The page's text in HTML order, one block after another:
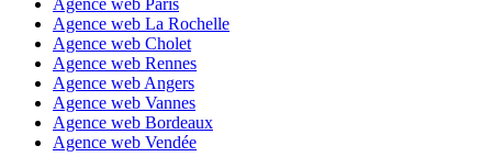
Agence web La Rochelle
Agence web Cholet
Agence web Rennes
Agence web Angers
Agence web Vannes
Agence web Bordeaux
Agence web Vendée